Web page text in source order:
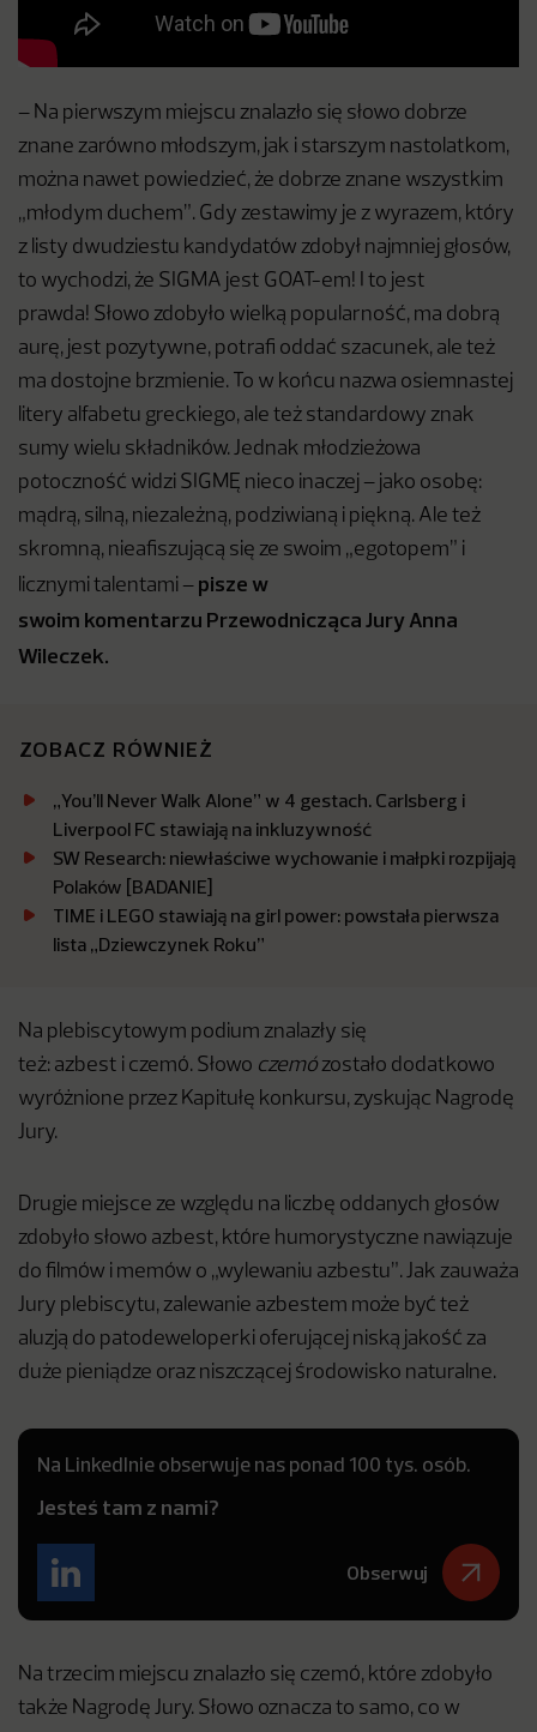
– Na pierwszym miejscu znalazło się słowo dobrze
znane zarówno młodszym, jak i starszym nastolatkom,
można nawet powiedzieć, że dobrze znane wszystkim
„młodym duchem”. Gdy zestawimy je z wyrazem, który
z listy dwudziestu kandydatów zdobył najmniej głosów,
to wychodzi, że SIGMA jest GOAT-em! I to jest
prawda! Słowo zdobyło wielką popularność, ma dobrą
aurę, jest pozytywne, potrafi oddać szacunek, ale też
ma dostojne brzmienie. To w końcu nazwa osiemnastej
litery alfabetu greckiego, ale też standardowy znak
sumy wielu składników. Jednak młodzieżowa
potoczność widzi SIGMĘ nieco inaczej – jako osobę:
mądrą, silną, niezależną, podziwianą i piękną. Ale też
skromną, nieafiszującą się ze swoim „egotopem” i
licznymi talentami – pisze w
swoim komentarzu Przewodnicząca Jury Anna
Wileczek.
ZOBACZ RÓWNIEŻ
„You’ll Never Walk Alone” w 4 gestach. Carlsberg i
Liverpool FC stawiają na inkluzywność
SW Research: niewłaściwe wychowanie i małpki rozpijają
Polaków [BADANIE]
TIME i LEGO stawiają na girl power: powstała pierwsza
lista „Dziewczynek Roku”
Na plebiscytowym podium znalazły się
też: azbest i czemó. Słowo czemózostało dodatkowo
wyróżnione przez Kapitułę konkursu, zyskując Nagrodę
Jury.
Drugie miejsce ze względu na liczbę oddanych głosów
zdobyło słowo azbest, które humorystyczne nawiązuje
do filmów i memów o „wylewaniu azbestu”. Jak zauważa
Jury plebiscytu, zalewanie azbestem może być też
aluzją do patodeweloperki oferującej niską jakość za
duże pieniądze oraz niszczącej środowisko naturalne.
Na LinkedInie obserwuje nas ponad 100 tys. osób.
Jesteś tam z nami?
Obserwuj
Na trzecim miejscu znalazło się czemó, które zdobyło
także Nagrodę Jury. Słowo oznacza to samo, co w